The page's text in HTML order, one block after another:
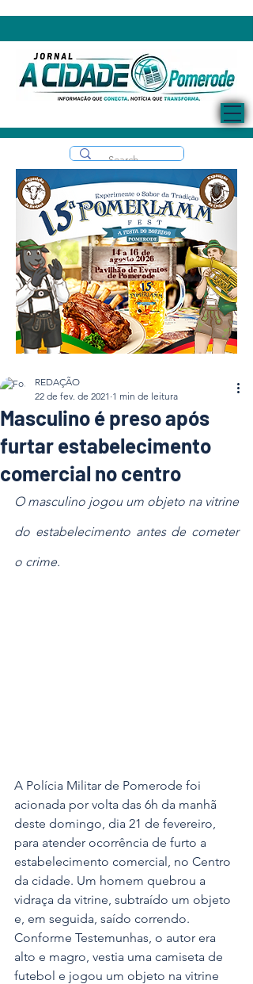
Masculino é preso após
furtar estabelecimento
comercial no centro
REDAÇÃO
22 de fev. de 2021 1 min de leitura
O masculino jogou um objeto na vitrine
do estabelecimento antes de cometer
o crime.
A Polícia Militar de Pomerode foi
acionada por volta das 6h da manhã
deste domingo, dia 21 de fevereiro,
para atender ocorrência de furto a
estabelecimento comercial, no Centro
da cidade. Um homem quebrou a
vidraça da vitrine, subtraído um objeto
e, em seguida, saído correndo.
Conforme Testemunhas, o autor era
alto e magro, vestia uma camiseta de
futebol e jogou um objeto na vitrine